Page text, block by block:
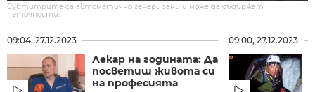
Субтитрите са автоматично генерирани и може да съдържат
неточности.
09:04, 27.12.2023
Лекар на годината: Да
посветиш живота си
на професията
09:00, 27.12.2023